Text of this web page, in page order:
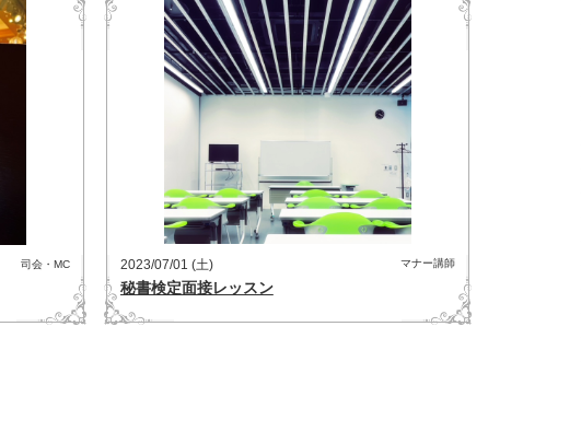
司会・MC 2023/07/01 (土) マナー講師
秘書検定面接レッスン